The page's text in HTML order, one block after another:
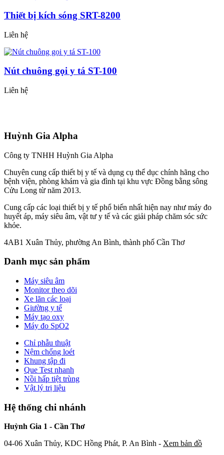
Thiết bị kích sóng SRT-8200
Liên hệ
Nút chuông gọi y tá ST-100
Liên hệ
Huỳnh Gia Alpha
Công ty TNHH Huỳnh Gia Alpha
Chuyên cung cấp thiết bị y tế và dụng cụ thể dục chính hãng cho
bệnh viện, phòng khám và gia đình tại khu vực Đồng bằng sông
Cửu Long từ năm 2013.
Cung cấp các loại thiết bị y tế phổ biến nhất hiện nay như máy đo
huyết áp, máy siêu âm, vật tư y tế và các giải pháp chăm sóc sức
khỏe.
4AB1 Xuân Thủy, phường An Bình, thành phố Cần Thơ
Danh mục sản phẩm
Máy siêu âm
Monitor theo dõi
Xe lăn các loại
Giường y tế
Máy tạo oxy
Máy đo SpO2
Chỉ phẫu thuật
Nệm chống loét
Khung tập đi
Que Test nhanh
Nồi hấp tiệt trùng
Vật lý trị liệu
Hệ thống chi nhánh
Huỳnh Gia 1 - Cần Thơ
04-06 Xuân Thủy, KDC Hồng Phát, P. An Bình - Xem bản đồ